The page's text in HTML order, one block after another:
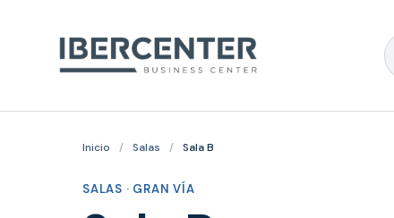
Inicio / Salas / Sala B
SALAS · GRAN VÍA